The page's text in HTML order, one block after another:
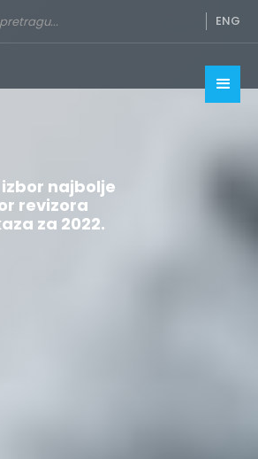
ENG
najbolje
revizora
za 2022.